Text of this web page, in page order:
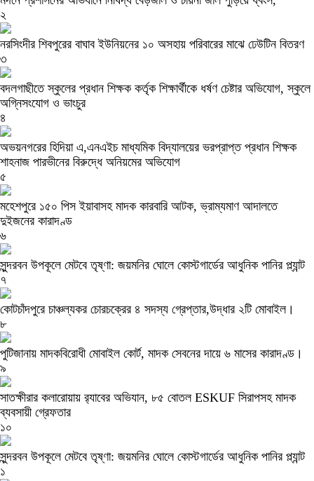
২
নরসিংদীর শিবপুরের বাঘাব ইউনিয়নের ১০ অসহায় পরিবারের মাঝে ঢেউটিন বিতরণ
৩
বদলগাছীতে স্কুলের প্রধান শিক্ষক কর্তৃক শিক্ষার্থীকে ধর্ষণ চেষ্টার অভিযোগ, স্কুলে
অগ্নিসংযোগ ও ভাংচুর
৪
অভয়নগরের হিদিয়া এ,এনএইচ মাধ্যমিক বিদ্যালয়ের ভরপ্রাপ্ত প্রধান শিক্ষক
শাহনাজ পারভীনের বিরুদ্ধে অনিয়মের অভিযোগ
৫
মহেশপুরে ১৫০ পিস ইয়াবাসহ মাদক কারবারি আটক, ভ্রাম্যমাণ আদালতে
দুইজনের কারাদণ্ড
৬
সুন্দরবন উপকূলে মেটবে তৃষ্ণা: জয়মনির ঘোলে কোস্টগার্ডের আধুনিক পানির প্ল্যান্ট
৭
কোটচাঁদপুরে চাঞ্চল্যকর চোরচক্রের ৪ সদস্য গ্রেপ্তার,উদ্ধার ২টি মোবাইল।
৮
পুটিজানায় মাদকবিরোধী মোবাইল কোর্ট, মাদক সেবনের দায়ে ৬ মাসের কারাদণ্ড।
৯
সাতক্ষীরার কলারোয়ায় র‍্যাবের অভিযান, ৮৫ বোতল ESKUF সিরাপসহ মাদক
ব্যবসায়ী গ্রেফতার
১০
সুন্দরবন উপকূলে মেটবে তৃষ্ণা: জয়মনির ঘোলে কোস্টগার্ডের আধুনিক পানির প্ল্যান্ট
১